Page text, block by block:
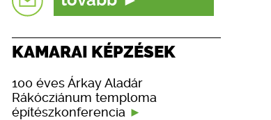
KAMARAI KÉPZÉSEK
100 éves Árkay Aladár
Rákócziánum temploma
építészkonferencia